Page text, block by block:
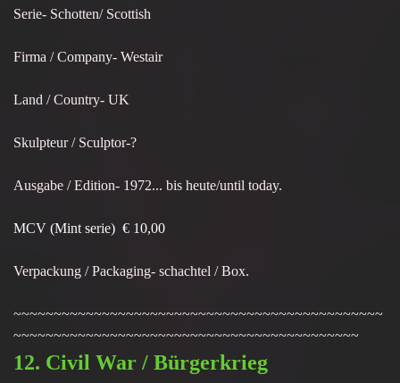
Serie- Schotten/ Scottish
Firma / Company- Westair
Land / Country- UK
Skulpteur / Sculptor-?
Ausgabe / Edition- 1972... bis heute/until today.
MCV (Mint serie) € 10,00
Verpackung / Packaging- schachtel / Box.
~~~~~~~~~~~~~~~~~~~~~~~~~~~~~~~~~~~~~~~~~~~~~~
~~~~~~~~~~~~~~~~~~~~~~~~~~~~~~~~~~~~~~~~~~~
12. Civil War / Bürgerkrieg